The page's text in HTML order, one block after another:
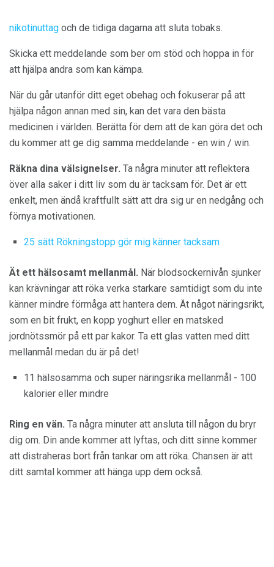
nikotinuttag och de tidiga dagarna att sluta tobaks.
Skicka ett meddelande som ber om stöd och hoppa in för
att hjälpa andra som kan kämpa.
När du går utanför ditt eget obehag och fokuserar på att
hjälpa någon annan med sin, kan det vara den bästa
medicinen i världen. Berätta för dem att de kan göra det och
du kommer att ge dig samma meddelande - en win / win.
Räkna dina välsignelser. Ta några minuter att reflektera
över alla saker i ditt liv som du är tacksam för. Det är ett
enkelt, men ändå kraftfullt sätt att dra sig ur en nedgång och
förnya motivationen.
25 sätt Rökningstopp gör mig känner tacksam
Ät ett hälsosamt mellanmål. När blodsockernivån sjunker
kan krävningar att röka verka starkare samtidigt som du inte
känner mindre förmåga att hantera dem. Ät något näringsrikt,
som en bit frukt, en kopp yoghurt eller en matsked
jordnötssmör på ett par kakor. Ta ett glas vatten med ditt
mellanmål medan du är på det!
11 hälsosamma och super näringsrika mellanmål - 100
kalorier eller mindre
Ring en vän. Ta några minuter att ansluta till någon du bryr
dig om. Din ande kommer att lyftas, och ditt sinne kommer
att distraheras bort från tankar om att röka. Chansen är att
ditt samtal kommer att hänga upp dem också.